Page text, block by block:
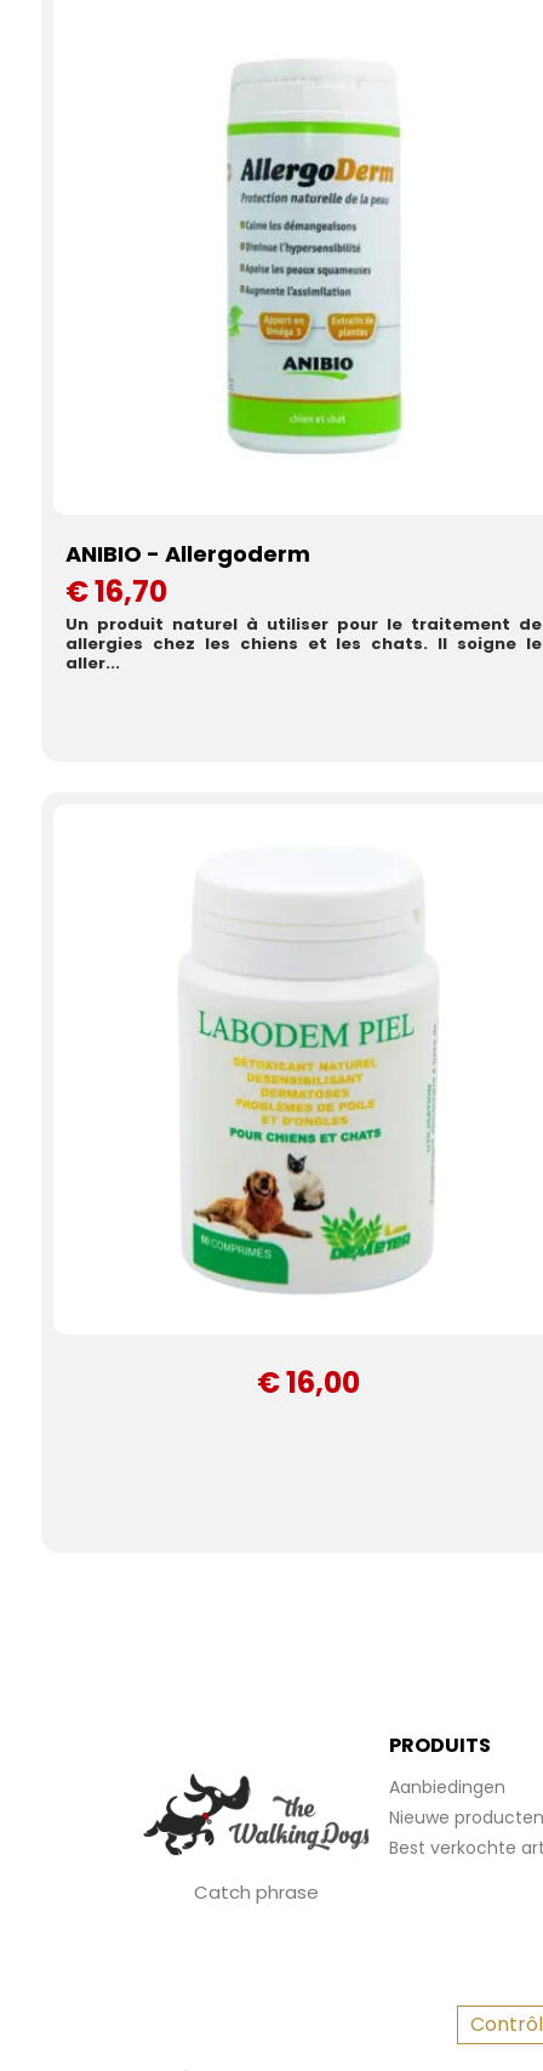
ANIBIO - Allergoderm
€ 16,70
Un produit naturel à utiliser pour le traitement
allergies chez les chiens et les chats. Il soigne
aller...
€ 16,00
Catch phrase
PRODUITS
Aanbiedingen
Nieuwe producten
Best verkochte